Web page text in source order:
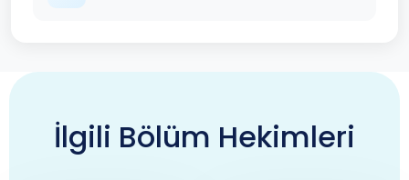
İlgili Bölüm Hekimleri